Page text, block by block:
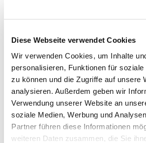
Diese Webseite verwendet Cookies
Wir verwenden Cookies, um Inhalte
personalisieren, Funktionen für soziale
zu können und die Zugriffe auf unsere
analysieren. Außerdem geben wir
Verwendung unserer Website an
soziale Medien, Werbung und
Partner führen diese Informationen
weiteren Daten zusammen, die Sie
Dies könnte